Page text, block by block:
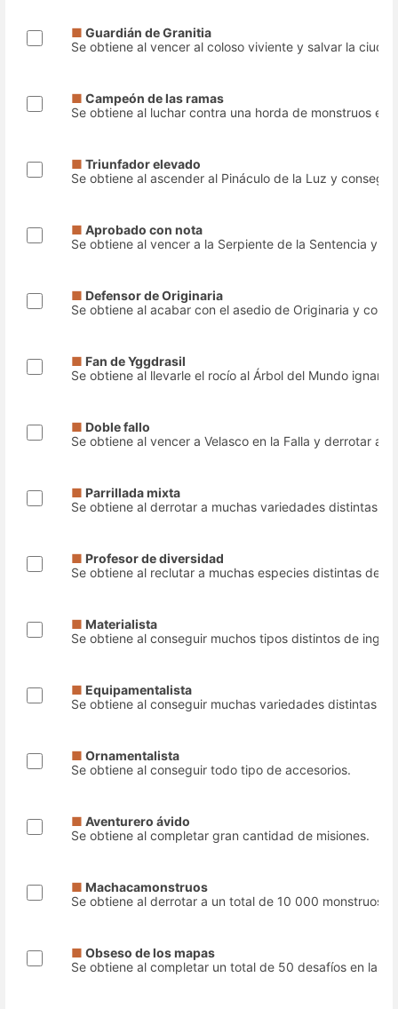
■ Guardián de Granitia
Se obtiene al vencer al coloso viviente y salvar la
■ Campeón de las ramas
Se obtiene al luchar contra una horda de monstruos
■ Triunfador elevado
Se obtiene al ascender al Pináculo de la Luz y
■ Aprobado con nota
Se obtiene al vencer a la Serpiente de la Sentencia y
■ Defensor de Originaria
Se obtiene al acabar con el asedio de Originaria y
■ Fan de Yggdrasil
Se obtiene al llevarle el rocío al Árbol del Mundo ignaro
■ Doble fallo
Se obtiene al vencer a Velasco en la Falla y derrotar a
■ Parrillada mixta
Se obtiene al derrotar a muchas variedades distintas
■ Profesor de diversidad
Se obtiene al reclutar a muchas especies distintas de
■ Materialista
Se obtiene al conseguir muchos tipos distintos de
■ Equipamentalista
Se obtiene al conseguir muchas variedades distintas
■ Ornamentalista
Se obtiene al conseguir todo tipo de accesorios.
■ Aventurero ávido
Se obtiene al completar gran cantidad de misiones.
■ Machacamonstruos
Se obtiene al derrotar a un total de 10 000 monstruos.
■ Obseso de los mapas
Se obtiene al completar un total de 50 desafíos en las